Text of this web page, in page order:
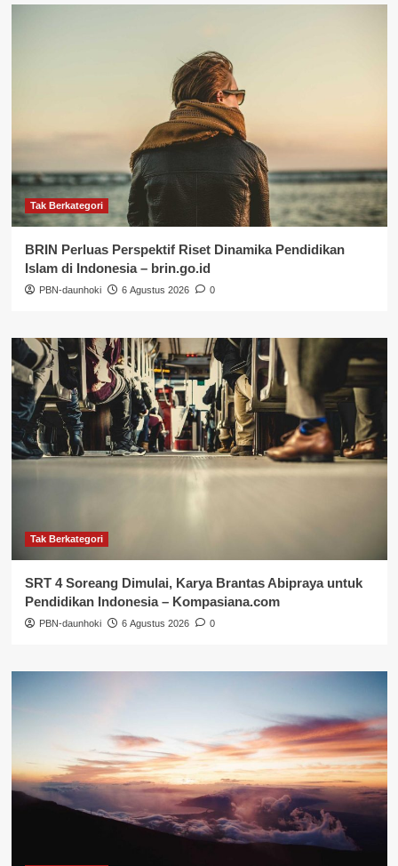
Tak Berkategori
BRIN Perluas Perspektif Riset Dinamika Pendidikan
Islam di Indonesia – brin.go.id
PBN-daunhoki 6 Agustus 2026 0
Tak Berkategori
SRT 4 Soreang Dimulai, Karya Brantas Abipraya untuk
Pendidikan Indonesia – Kompasiana.com
PBN-daunhoki 6 Agustus 2026 0